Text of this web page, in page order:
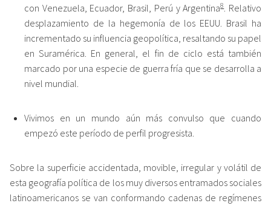
con Venezuela, Ecuador, Brasil, Perú y Argentina8. Relativo
desplazamiento de la hegemonía de los EEUU. Brasil ha
incrementado su influencia geopolítica, resaltando su papel
en Suramérica. En general, el fin de ciclo está también
marcado por una especie de guerra fría que se desarrolla a
nivel mundial.
Vivimos en un mundo aún más convulso que cuando
empezó este período de perfil progresista.
Sobre la superficie accidentada, movible, irregular y volátil de
esta geografía política de los muy diversos entramados sociales
latinoamericanos se van conformando cadenas de regímenes